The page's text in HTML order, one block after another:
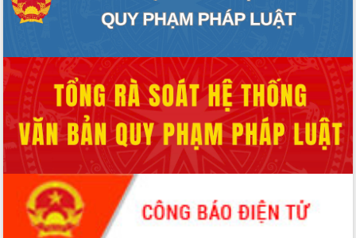
xuất khẩu sầu riêng và triển khai quy
định EUDR
trường Nguyễn Hoàng Hiệp khảo sát
vùng trồng và doanh nghiệp đóng gói
sầu riêng tại Đắk Lắk
Trình diễn nghệ thuật chế biến các
món ăn từ sầu riêng
Đắk Lắk công bố Quy hoạch và xúc
tiến đầu tư tỉnh
Ngành cá ngừ Đắk Lắk chủ động thích
ứng để giữ vững thị trường xuất khẩu
Diễn đàn Kinh tế tư nhân Việt Nam đột
phá cơ chế - Hợp tác công tư